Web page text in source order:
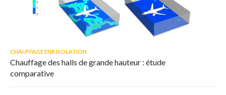
CHAUFFAGE ENR ISOLATION
Chauffage des halls de grande hauteur : étude
comparative